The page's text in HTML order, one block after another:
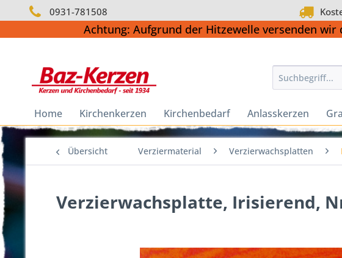
0931-781508
Achtung: Aufgrund der Hitzewelle versenden
Home Kirchenkerzen Kirchenbedarf Anlasskerzen
Übersicht Verziermaterial Verzierwachsplatten
Verzierwachsplatte, Irisierend,